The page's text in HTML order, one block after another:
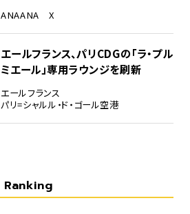
ANAANA X
エールフランス、パリCDGの「ラ・プル
ミエール」専用ラウンジを刷新
エールフランス
パリ=シャルル・ド・ゴール空港
Ranking